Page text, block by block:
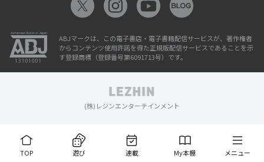
TOP 遊び 連載 My本棚 メニュー
ABJマークは、この電子書店・電子書籍配信サービスが、著作権者
からコンテンツ使用許諾を得た正規版配信サービスであることを示
す登録商標（登録番号第6091713号）です。
(株)レジンエンターテインメント